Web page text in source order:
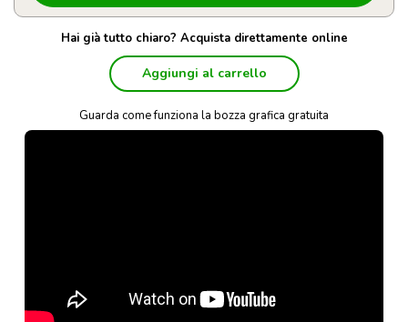
Hai già tutto chiaro? Acquista direttamente online
Aggiungi al carrello
Guarda come funziona la bozza grafica gratuita